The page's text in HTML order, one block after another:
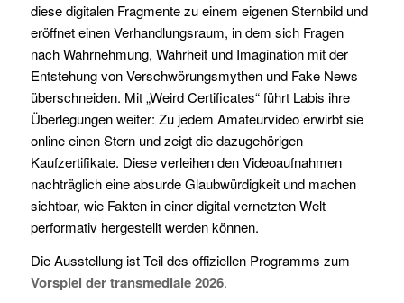
diese digitalen Fragmente zu einem eigenen Sternbild und
eröffnet einen Verhandlungsraum, in dem sich Fragen
nach Wahrnehmung, Wahrheit und Imagination mit der
Entstehung von Verschwörungsmythen und Fake News
überschneiden. Mit „Weird Certificates“ führt Labis ihre
Überlegungen weiter: Zu jedem Amateurvideo erwirbt sie
online einen Stern und zeigt die dazugehörigen
Kaufzertifikate. Diese verleihen den Videoaufnahmen
nachträglich eine absurde Glaubwürdigkeit und machen
sichtbar, wie Fakten in einer digital vernetzten Welt
performativ hergestellt werden können.
Die Ausstellung ist Teil des offiziellen Programms zum
Vorspiel der transmediale 2026.